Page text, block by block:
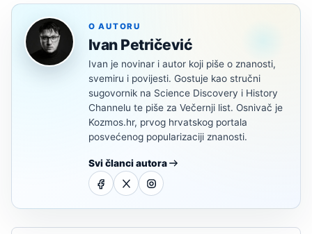
O AUTORU
Ivan Petričević
Ivan je novinar i autor koji piše o znanosti,
svemiru i povijesti. Gostuje kao stručni
sugovornik na Science Discovery i History
Channelu te piše za Večernji list. Osnivač je
Kozmos.hr, prvog hrvatskog portala
posvećenog popularizaciji znanosti.
Svi članci autora